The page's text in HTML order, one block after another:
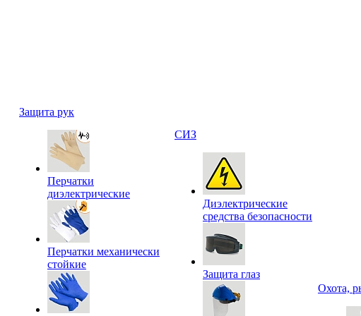
Защита рук
Перчатки
диэлектрические
Перчатки механически
стойкие
СИЗ
Диэлектрические
средства безопасности
Защита глаз
Охота,